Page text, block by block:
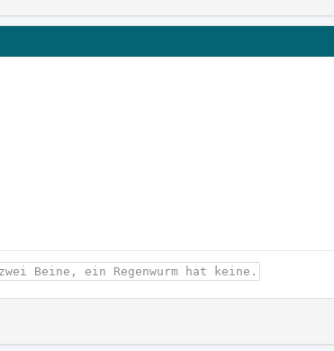
Beine, ein Regenwurm hat keine.